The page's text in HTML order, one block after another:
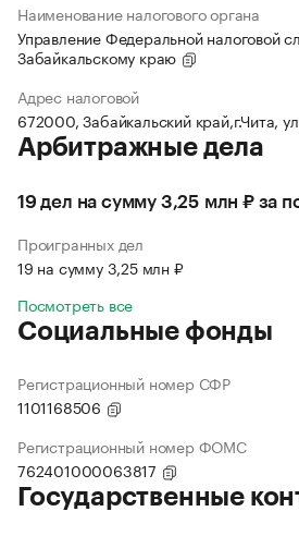
Наименование налогового органа
Управление Федеральной налоговой
Забайкальскому краю
Адрес налоговой
672000, Забайкальский край,г.Чита,
Арбитражные дела
19 дел на сумму 3,25 млн ₽ за
Проигранных дел
19 на сумму 3,25 млн ₽
Посмотреть все
Социальные фонды
Регистрационный номер СФР
1101168506
Регистрационный номер ФОМС
762401000063817
Государственные